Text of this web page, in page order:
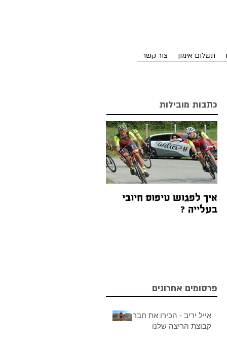
תשלום אימון צור קשר
כתבות מובילות
איך לפגוש טיפוס חיובי
בעלייה ?
פרסומים אחרונים
אייל יריב - הכירו את חברי
קבוצת הריצה שלנו